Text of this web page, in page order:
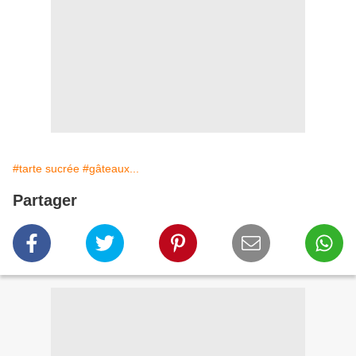
#tarte sucrée #gâteaux...
Partager